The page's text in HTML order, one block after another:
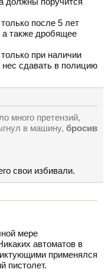
после 5 лет
также дробящее
при наличии
сдавать в полицию
много претензий,
в машину, бросив
свои избивали.
мере
автоматов в
применялся
пистолет.